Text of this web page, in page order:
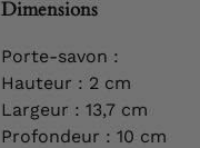
Dimensions
Porte-savon :
Hauteur : 2 cm
Largeur : 13,7 cm
Profondeur : 10 cm